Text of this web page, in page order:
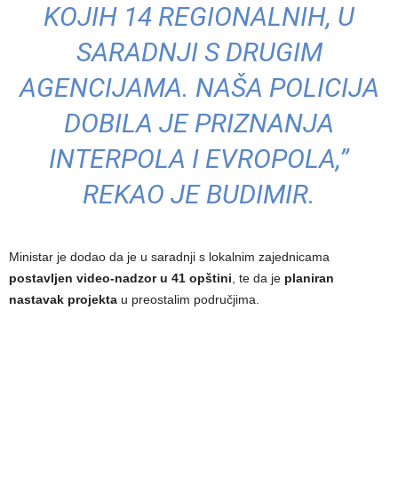
KOJIH 14 REGIONALNIH, U
SARADNJI S DRUGIM
AGENCIJAMA. NAŠA POLICIJA
DOBILA JE PRIZNANJA
INTERPOLA I EVROPOLA,”
REKAO JE BUDIMIR.
Ministar je dodao da je u saradnji s lokalnim zajednicama
postavljen video-nadzor u 41 opštini, te da je planiran
nastavak projekta u preostalim područjima.